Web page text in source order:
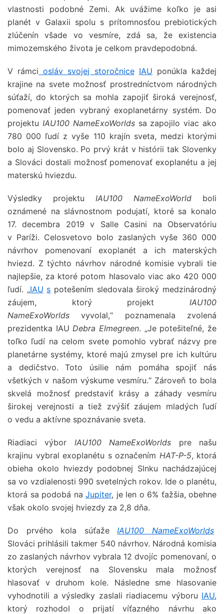
vlastnosti podobné Zemi. Ak uvážime koľko je asi
planét v Galaxii spolu s prítomnosťou prebiotických
zlúčenín všade vo vesmíre, zdá sa, že existencia
mimozemského života je celkom pravdepodobná.
V rámci osláv svojej storočnice IAU ponúkla každej
krajine na svete možnosť prostredníctvom národných
súťaží, do ktorých sa mohla zapojiť široká verejnosť,
pomenovať jeden vybraný exoplanetárny systém. Do
projektu IAU100 NameExoWorldssa zapojilo viac ako
780 000 ľudí z vyše 110 krajín sveta, medzi ktorými
bolo aj Slovensko. Po prvý krát v histórii tak Slovenky
a Slováci dostali možnosť pomenovať exoplanétu a jej
materskú hviezdu.
Výsledky projektu IAU100 NameExoWorld boli
oznámené na slávnostnom podujatí, ktoré sa konalo
17. decembra 2019 v Salle Casini na Observatóriu
v Paríži. Celosvetovo bolo zaslaných vyše 360 000
návrhov pomenovaní exoplanét a ich materských
hviezd. Z týchto návrhov národné komisie vybrali tie
najlepšie, za ktoré potom hlasovalo viac ako 420 000
ľudí. „IAU s potešením sledovala široký medzinárodný
záujem, ktorý projekt IAU100
NameExoWorlds vyvolal,“ poznamenala zvolená
prezidentka IAU Debra Elmegreen. „Je potešiteľné, že
toľko ľudí na celom svete pomohlo vybrať názvy pre
planetárne systémy, ktoré majú zmysel pre ich kultúru
a dedičstvo. Toto úsilie nám pomáha spojiť nás
všetkých v našom výskume vesmíru.“ Zároveň to bola
skvelá možnosť predstaviť krásy a záhady vesmíru
širokej verejnosti a tiež zvýšiť záujem mladých ľudí
o vedu a aktívne spoznávanie sveta.
Riadiaci výbor IAU100 NameExoWorlds pre našu
krajinu vybral exoplanétu s označením HAT-P-5, ktorá
obieha okolo hviezdy podobnej Slnku nachádzajúcej
sa vo vzdialenosti 990 svetelných rokov. Ide o planétu,
ktorá sa podobá na Jupiter, je len o 6% ťažšia, obehne
však okolo svojej hviezdy za 2,8 dňa.
Do prvého kola súťaže IAU100 NameExoWorlds
Slováci prihlásili takmer 540 návrhov. Národná komisia
zo zaslaných návrhov vybrala 12 dvojíc pomenovaní, o
ktorých verejnosť na Slovensku mala možnosť
hlasovať v druhom kole. Následne sme hlasovanie
vyhodnotili a výsledky zaslali riadiacemu výboru IAU,
ktorý rozhodol o prijatí víťazného návrhu ako